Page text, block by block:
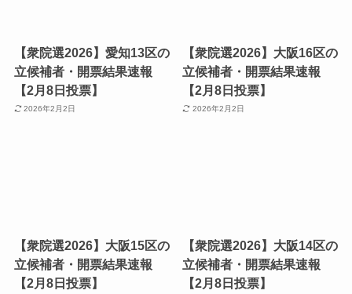
【衆院選2026】愛知13区の
立候補者・開票結果速報
【2月8日投票】
2026年2月2日
【衆院選2026】大阪16区の
立候補者・開票結果速報
【2月8日投票】
2026年2月2日
【衆院選2026】大阪15区の
立候補者・開票結果速報
【2月8日投票】
【衆院選2026】大阪14区の
立候補者・開票結果速報
【2月8日投票】